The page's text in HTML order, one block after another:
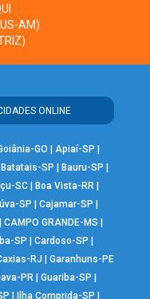
AM)
ONLINE
GO Apiaí-SP
Batatais-SP Bauru-SP
SC Boa Vista-RR
SP Cajamar-SP
|CAMPO GRANDE-MS
SP Cardoso-SP
RJ
Garanhuns-PE
PR| Guariba-SP
Ilha Comprida-SP